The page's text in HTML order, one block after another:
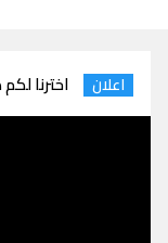
اعلان اخترنا